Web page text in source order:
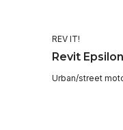
REV IT!
Revit
Urban/street